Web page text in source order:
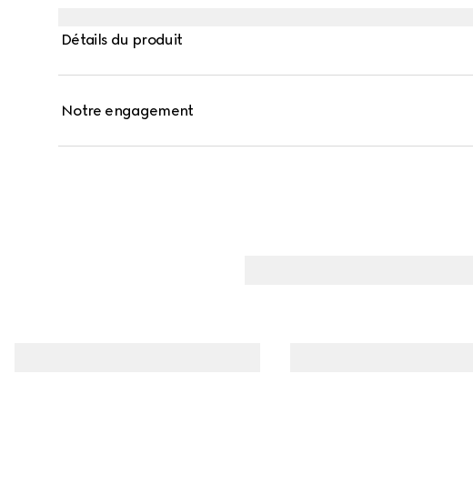
Détails du produit
Notre engagement